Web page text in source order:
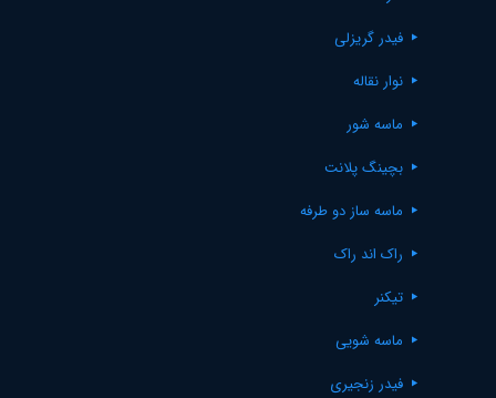
فیدر گریزلی
نوار نقاله
ماسه شور
بچینگ پلانت
ماسه ساز دو طرفه
راک اند راک
تیکنر
ماسه شویی
فیدر زنجیری